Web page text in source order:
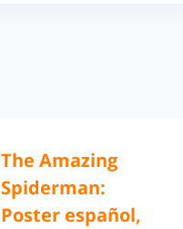
The Amazing
Spiderman:
Poster español,